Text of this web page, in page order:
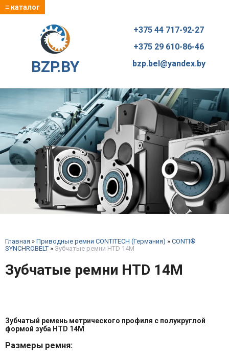
≡ каталог
BZP.BY
+375 44 717-92-27
+375 29 610-86-46
bzp.bel@yandex.by
Главная » Приводные ремни CONTITECH (Германия) » CONTI®
SYNCHROBELT » Зубчатые ремни HTD 14M
Зубчатые ремни HTD 14M
Зубчатый ремень метрического профиля с полукруглой
формой зуба HTD 14M
Размеры ремня: